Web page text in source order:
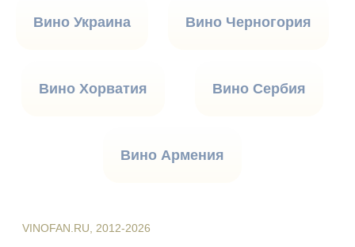
Вино Украина Вино Черногория
Вино Хорватия Вино Сербия
Вино Армения
VINOFAN.RU, 2012-2026